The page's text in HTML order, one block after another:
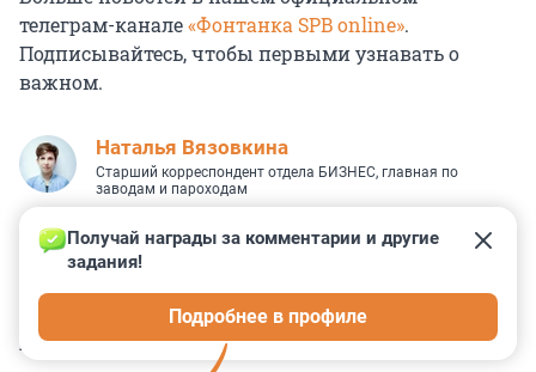
телеграм-канале«Фонтанка SPB online».
Подписывайтесь, чтобы первыми узнавать о
важном.
Наталья Вязовкина
Старший корреспондент отдела БИЗНЕС, главная по
заводам и пароходам
КОММЕНТАРИИ 64
Получай награды за комментарии и другие
задания!
Подробнее в профиле